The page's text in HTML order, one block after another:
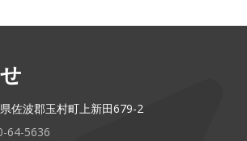
佐波郡玉村町上新田679-2
64-5636